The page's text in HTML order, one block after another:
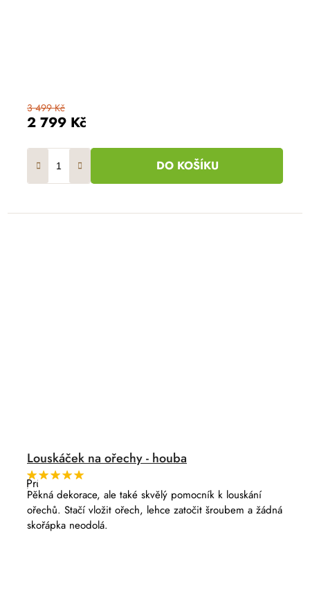
2 799 Kč
3 499 Kč
DO KOŠÍKU
Louskáček na ořechy - houba
Průměrné
hodnocení
produktu
je
5,0
z
Pěkná dekorace, ale také skvělý pomocník k louskání
ořechů. Stačí vložit ořech, lehce zatočit šroubem a žádná
skořápka neodolá.